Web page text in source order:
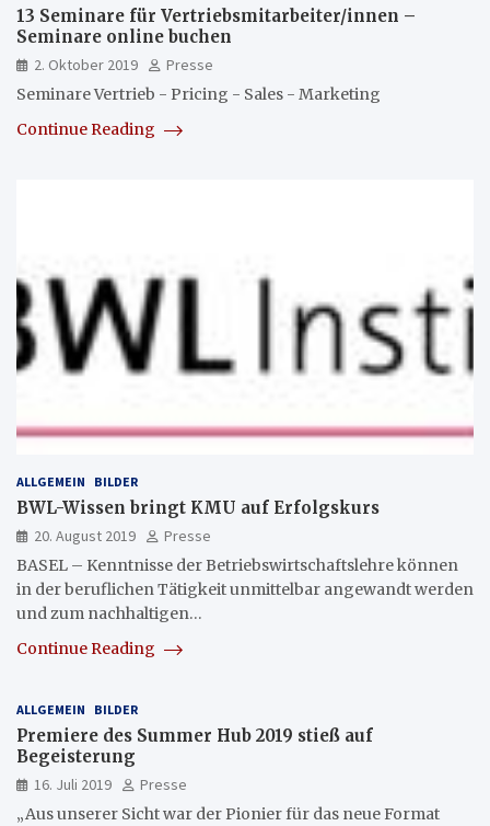
13 Seminare für Vertriebsmitarbeiter/innen –
Seminare online buchen
2. Oktober 2019
Presse
Seminare Vertrieb - Pricing - Sales - Marketing
Continue Reading
ALLGEMEIN BILDER
BWL-Wissen bringt KMU auf Erfolgskurs
20. August 2019
Presse
BASEL – Kenntnisse der Betriebswirtschaftslehre können
in der beruflichen Tätigkeit unmittelbar angewandt werden
und zum nachhaltigen…
Continue Reading
ALLGEMEIN BILDER
Premiere des Summer Hub 2019 stieß auf
Begeisterung
16. Juli 2019
Presse
„Aus unserer Sicht war der Pionier für das neue Format